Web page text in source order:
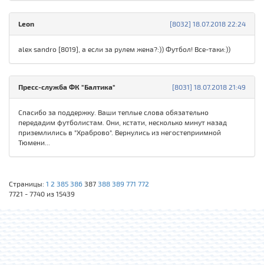
[8032] 18.07.2018 22:24
Leon
alex sandro [8019], а если за рулем жена?:)) Футбол! Все-таки:))
[8031] 18.07.2018 21:49
Пресс-служба ФК "Балтика"
Спасибо за поддержку. Ваши теплые слова обязательно
передадим футболистам. Они, кстати, несколько минут назад
приземлились в "Храброво". Вернулись из негостеприимной
Тюмени...
Страницы: 1 2 385 386 387 388 389 771 772
7721 - 7740 из 15439